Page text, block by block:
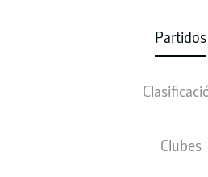
Partidos
Clubes
1 0
ALINEACIONES